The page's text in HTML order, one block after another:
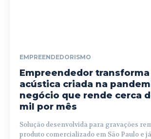
EMPREENDEDORISMO
Empreendedor
acústica criada na
negócio que rende cerca
mil por mês
Solução desenvolvida para gravações
produto comercializado em São Paulo e